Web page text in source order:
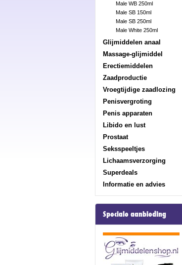
Male WB 250ml
Male SB 150ml
Male SB 250ml
Male White 250ml
Glijmiddelen anaal
Massage-glijmiddel
Erectiemiddelen
Zaadproductie
Vroegtijdige zaadlozing
Penisvergroting
Penis apparaten
Libido en lust
Prostaat
Seksspeeltjes
Lichaamsverzorging
Superdeals
Informatie en advies
Speciale aanbieding